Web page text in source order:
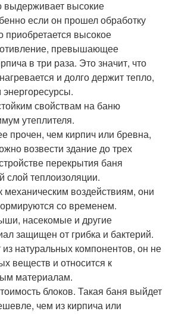
выдерживает высокие
если он прошел обработку
приобретается высокое
превышающее
в три раза. Это значит, что
и долго держит тепло,
свойствам на баню
утеплителя.
прочен, чем кирпич или бревна,
возвести здание до трех
перекрытия баня
слой теплоизоляции.
механическим воздействиям, они
со временем.
насекомые и другие
защищен от грибка и бактерий.
из натуральных компонентов, он не
веществ и относится к
материалам.
блоков. Такая баня выйдет
чем из кирпича или